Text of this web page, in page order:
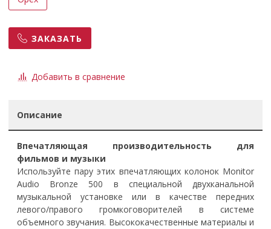
ЗАКАЗАТЬ
Добавить в сравнение
Описание
Впечатляющая производительность для
фильмов и музыки
Используйте пару этих впечатляющих колонок Monitor
Audio Bronze 500 в специальной двухканальной
музыкальной установке или в качестве передних
левого/правого громкоговорителей в системе
объемного звучания. Высококачественные материалы и